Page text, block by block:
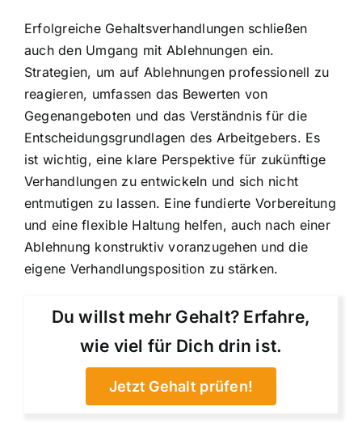
Erfolgreiche Gehaltsverhandlungen schließen
auch den Umgang mit Ablehnungen ein.
Strategien, um auf Ablehnungen professionell zu
reagieren, umfassen das Bewerten von
Gegenangeboten und das Verständnis für die
Entscheidungsgrundlagen des Arbeitgebers. Es
ist wichtig, eine klare Perspektive für zukünftige
Verhandlungen zu entwickeln und sich nicht
entmutigen zu lassen. Eine fundierte Vorbereitung
und eine flexible Haltung helfen, auch nach einer
Ablehnung konstruktiv voranzugehen und die
eigene Verhandlungsposition zu stärken.
Du willst mehr Gehalt? Erfahre,
wie viel für Dich drin ist.
Jetzt Gehalt prüfen!